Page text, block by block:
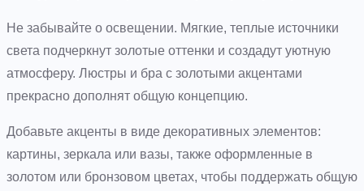
Не забывайте о освещении. Мягкие, теплые источники
света подчеркнут золотые оттенки и создадут уютную
атмосферу. Люстры и бра с золотыми акцентами
прекрасно дополнят общую концепцию.
Добавьте акценты в виде декоративных элементов:
картины, зеркала или вазы, также оформленные в
золотом или бронзовом цветах, чтобы поддержать общую